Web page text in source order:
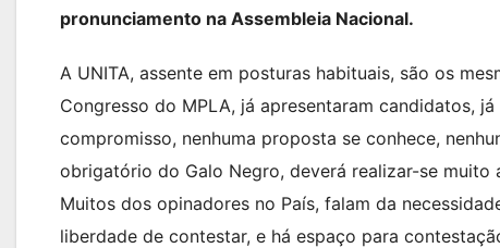
pronunciamento na Assembleia Nacional.
A UNITA, assente em posturas habituais, são os
Congresso do MPLA, já apresentaram candidatos,
compromisso, nenhuma proposta se conhece,
obrigatório do Galo Negro, deverá realizar-se muito
Muitos dos opinadores no País, falam da
liberdade de contestar, e há espaço para